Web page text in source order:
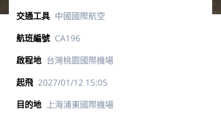
中國國際航空
CA196
台灣桃園國際機場
2027/01/12 15:05
上海浦東國際機場